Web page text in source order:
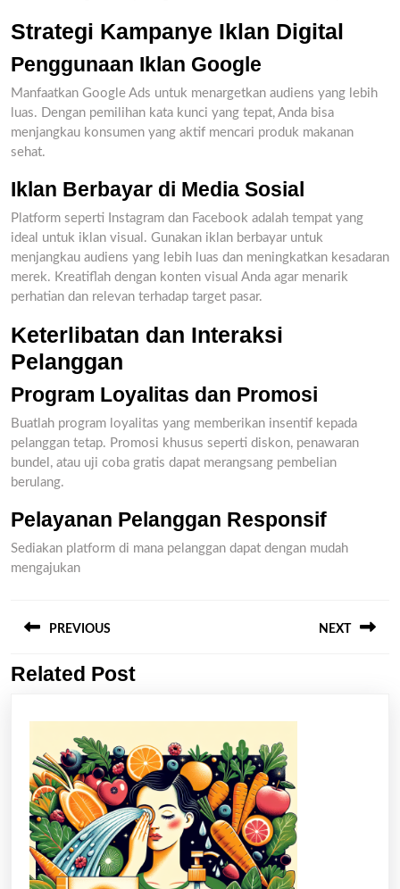
Strategi Kampanye Iklan Digital
Penggunaan Iklan Google
Manfaatkan Google Ads untuk menargetkan audiens yang lebih
luas. Dengan pemilihan kata kunci yang tepat, Anda bisa
menjangkau konsumen yang aktif mencari produk makanan
sehat.
Iklan Berbayar di Media Sosial
Platform seperti Instagram dan Facebook adalah tempat yang
ideal untuk iklan visual. Gunakan iklan berbayar untuk
menjangkau audiens yang lebih luas dan meningkatkan kesadaran
merek. Kreatiflah dengan konten visual Anda agar menarik
perhatian dan relevan terhadap target pasar.
Keterlibatan dan Interaksi
Pelanggan
Program Loyalitas dan Promosi
Buatlah program loyalitas yang memberikan insentif kepada
pelanggan tetap. Promosi khusus seperti diskon, penawaran
bundel, atau uji coba gratis dapat merangsang pembelian
berulang.
Pelayanan Pelanggan Responsif
Sediakan platform di mana pelanggan dapat dengan mudah
mengajukan
navigation
PREVIOUS
Previous
NEXT
Related Post